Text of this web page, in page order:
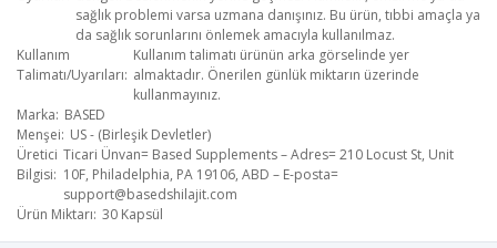
sağlık problemi varsa uzmana danışınız. Bu ürün, tıbbi amaçla ya
da sağlık sorunlarını önlemek amacıyla kullanılmaz.
Kullanım
Talimatı/Uyarıları
Kullanım talimatı ürünün arka görselinde yer
almaktadır. Önerilen günlük miktarın üzerinde
kullanmayınız.
Marka BASED
Menşei US - (Birleşik Devletler)
Üretici
Bilgisi
Ticari Ünvan= Based Supplements – Adres= 210 Locust St, Unit
10F, Philadelphia, PA 19106, ABD – E-posta=
support@basedshilajit.com
Ürün Miktarı 30 Kapsül